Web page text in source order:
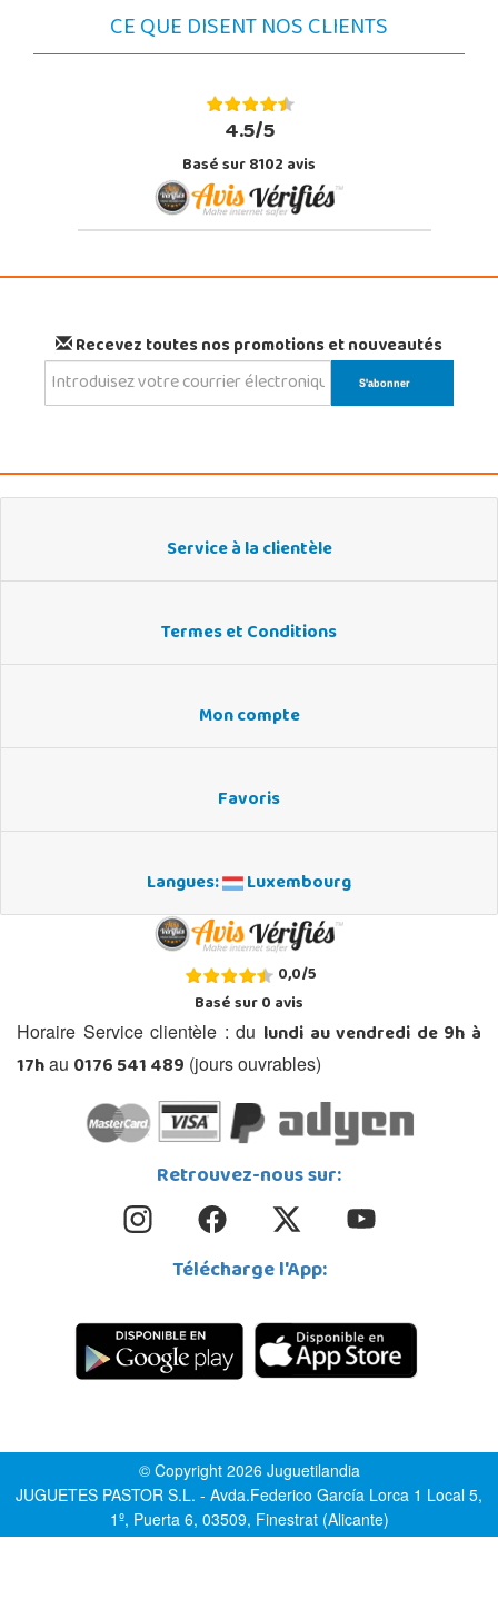
CE QUE DISENT NOS CLIENTS
4.5/5
Basé sur 8102 avis
Recevez toutes nos promotions et nouveautés
Service à la clientèle
Termes et Conditions
Mon compte
Favoris
Langues: Luxembourg
0,0/5
Basé sur0avis
Horaire Service clientèle : du lundi au vendredi de 9h à
17hau 0176 541 489 (jours ouvrables)
Retrouvez-nous sur:
Télécharge l'App:
© Copyright 2026 Juguetilandia
JUGUETES PASTOR S.L. - Avda.Federico García Lorca 1 Local 5,
1º, Puerta 6, 03509, Finestrat (Alicante)